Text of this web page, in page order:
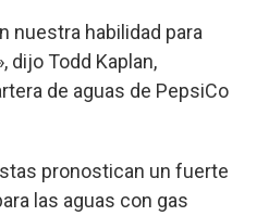
nuestra habilidad para
dijo Todd Kaplan,
de aguas de PepsiCo
pronostican un fuerte
las aguas con gas